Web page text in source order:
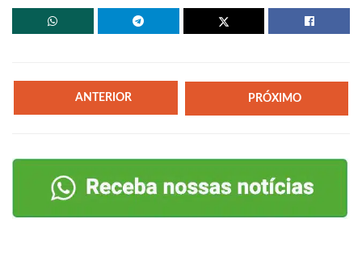
ANTERIOR PRÓXIMO